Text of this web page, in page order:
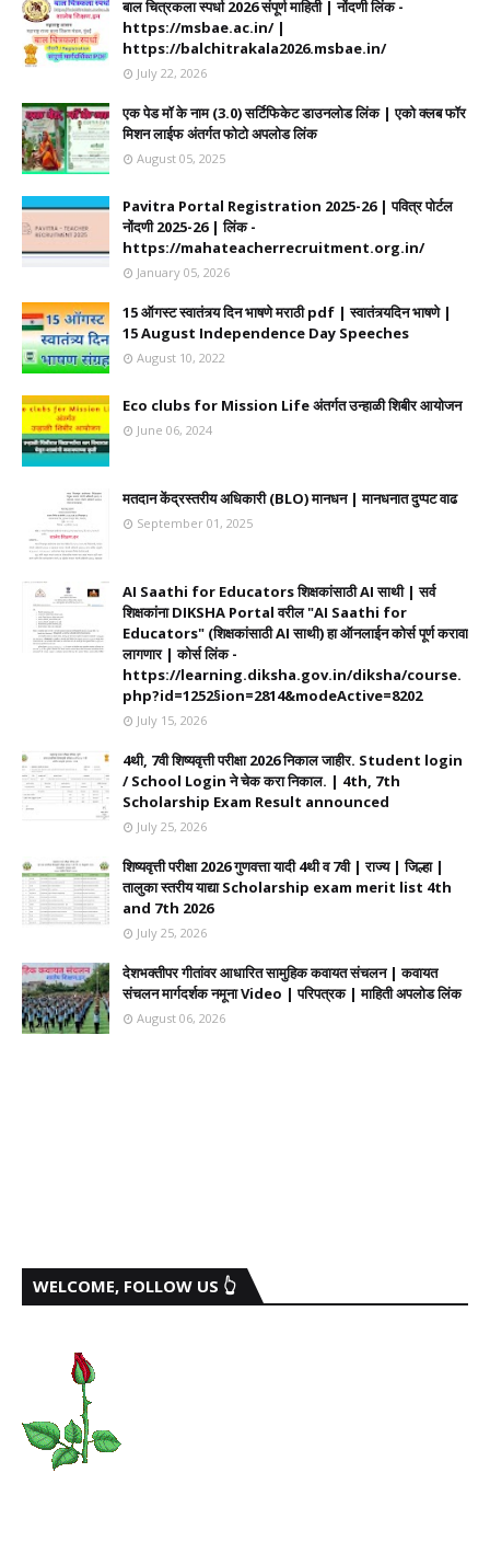
बाल चित्रकला स्पर्धा 2026 संपूर्ण माहिती | नोंदणी लिंक -
https://msbae.ac.in/ |
https://balchitrakala2026.msbae.in/
July 22, 2026
एक पेड मॉ के नाम (3.0) सर्टिफिकेट डाउनलोड लिंक | एको क्लब फॉर
मिशन लाईफ अंतर्गत फोटो अपलोड लिंक
August 05, 2025
Pavitra Portal Registration 2025-26 | पवित्र पोर्टल
नोंदणी 2025-26 | लिंक -
https://mahateacherrecruitment.org.in/
January 05, 2026
15 ऑगस्ट स्वातंत्र्य दिन भाषणे मराठी pdf | स्वातंत्र्यदिन भाषणे |
15 August Independence Day Speeches
August 10, 2022
Eco clubs for Mission Life अंतर्गत उन्हाळी शिबीर आयोजन
June 06, 2024
मतदान केंद्रस्तरीय अधिकारी (BLO) मानधन | मानधनात दुप्पट वाढ
September 01, 2025
AI Saathi for Educators शिक्षकांसाठी AI साथी | सर्व
शिक्षकांना DIKSHA Portal वरील "AI Saathi for
Educators" (शिक्षकांसाठी AI साथी) हा ऑनलाईन कोर्स पूर्ण करावा
लागणार | कोर्स लिंक -
https://learning.diksha.gov.in/diksha/course.
php?id=1252§ion=2814&modeActive=8202
July 15, 2026
4थी, 7वी शिष्यवृत्ती परीक्षा 2026 निकाल जाहीर. Student login
/ School Login ने चेक करा निकाल. | 4th, 7th
Scholarship Exam Result announced
July 25, 2026
शिष्यवृत्ती परीक्षा 2026 गुणवत्ता यादी 4थी व 7वी | राज्य | जिल्हा |
तालुका स्तरीय याद्या Scholarship exam merit list 4th
and 7th 2026
July 25, 2026
देशभक्तीपर गीतांवर आधारित सामुहिक कवायत संचलन | कवायत
संचलन मार्गदर्शक नमूना Video | परिपत्रक | माहिती अपलोड लिंक
August 06, 2026
WELCOME, FOLLOW US 👆